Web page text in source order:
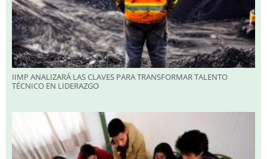
IIMP ANALIZARÁ LAS CLAVES PARA TRANSFORMAR TALENTO
TÉCNICO EN LIDERAZGO